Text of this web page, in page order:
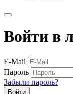
Войти в
E-Mail
Пароль
Забыли пароль?